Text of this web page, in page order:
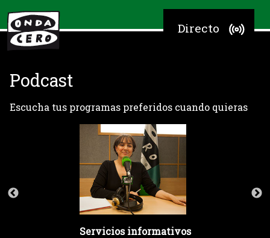
Directo
Podcast
Escucha tus programas preferidos cuando quieras
Servicios informativos